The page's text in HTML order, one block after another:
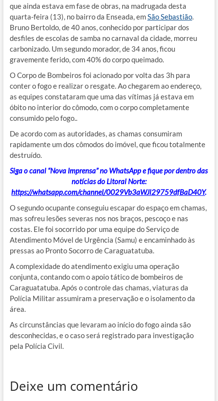
que ainda estava em fase de obras, na madrugada desta
quarta-feira (13), no bairro da Enseada, emSão Sebastião.
Bruno Bertoldo, de 40 anos, conhecido por participar dos
desfiles de escolas de samba no carnaval da cidade, morreu
carbonizado. Um segundo morador, de 34 anos, ficou
gravemente ferido, com 40% do corpo queimado.
O Corpo de Bombeiros foi acionado por volta das 3h para
conter o fogo e realizar o resgate. Ao chegarem ao endereço,
as equipes constataram que uma das vítimas já estava em
óbito no interior do cômodo, com o corpo completamente
consumido pelo fogo..
De acordo com as autoridades, as chamas consumiram
rapidamente um dos cômodos do imóvel, que ficou totalmente
destruído.
Siga o canal “Nova Imprensa” no WhatsApp e fique por dentro das
notícias do Litoral Norte:
https://whatsapp.com/channel/0029Vb3aWJl29759dfBaD40Y.
O segundo ocupante conseguiu escapar do espaço em chamas,
mas sofreu lesões severas nos nos braços, pescoço e nas
costas. Ele foi socorrido por uma equipe do Serviço de
Atendimento Móvel de Urgência (Samu) e encaminhado às
pressas ao Pronto Socorro de Caraguatatuba.
A complexidade do atendimento exigiu uma operação
conjunta, contando com o apoio tático de bombeiros de
Caraguatatuba. Após o controle das chamas, viaturas da
Polícia Militar assumiram a preservação e o isolamento da
área.
As circunstâncias que levaram ao início do fogo ainda são
desconhecidas, e o caso será registrado para investigação
pela Polícia Civil.
Deixe um comentário